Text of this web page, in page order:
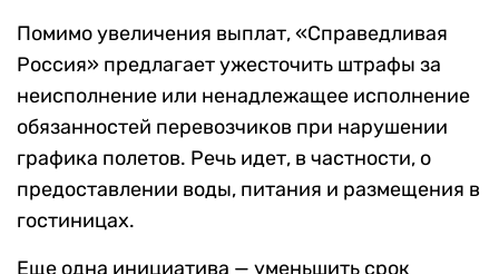
Помимо увеличения выплат, «Справедливая
Россия» предлагает ужесточить штрафы за
неисполнение или ненадлежащее исполнение
обязанностей перевозчиков при нарушении
графика полетов. Речь идет, в частности, о
предоставлении воды, питания и размещения в
гостиницах.
Еще одна инициатива — уменьшить срок